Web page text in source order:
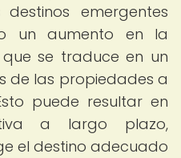
emergentes
un aumento en la
se traduce en un
de las propiedades a
puede resultar en
a largo plazo,
el destino adecuado